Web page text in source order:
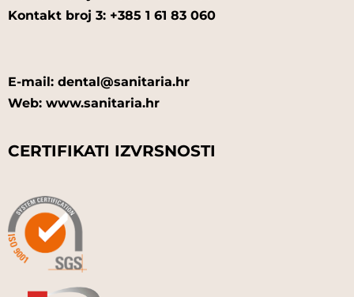
Kontakt broj 3: +385 1 61 83 060
E-mail: dental@sanitaria.hr
Web: www.sanitaria.hr
CERTIFIKATI IZVRSNOSTI